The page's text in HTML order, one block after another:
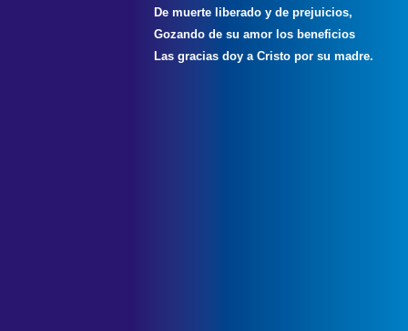
De muerte liberado y de prejuicios,
Gozando de su amor los beneficios
Las gracias doy a Cristo por su madre.